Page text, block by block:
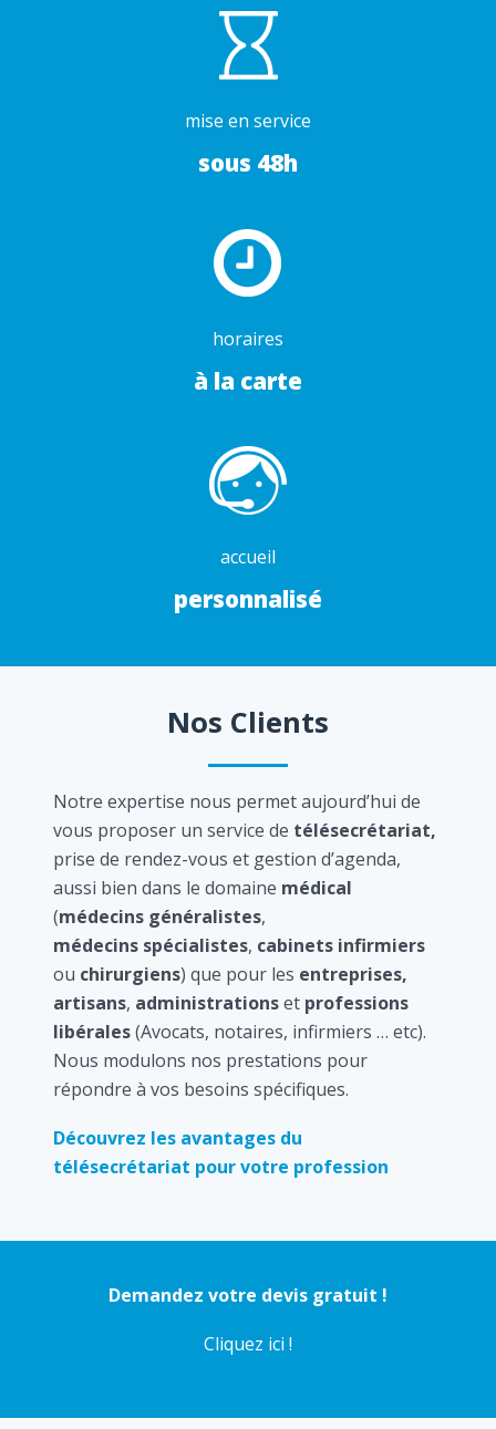
mise en service
sous 48h
horaires
à la carte
accueil
personnalisé
Nos Clients
Notre expertise nous permet aujourd’hui de
vous proposer un service de télésecrétariat,
prise de rendez-vous et gestion d’agenda,
aussi bien dans le domaine médical
(médecins généralistes,
médecins spécialistes, cabinets infirmiers
ou chirurgiens) que pour les entreprises,
artisans, administrationset professions
libérales(Avocats, notaires, infirmiers … etc).
Nous modulons nos prestations pour
répondre à vos besoins spécifiques.
Découvrez les avantages du
télésecrétariat pour votre profession
Demandez votre devis gratuit !
Cliquez ici !